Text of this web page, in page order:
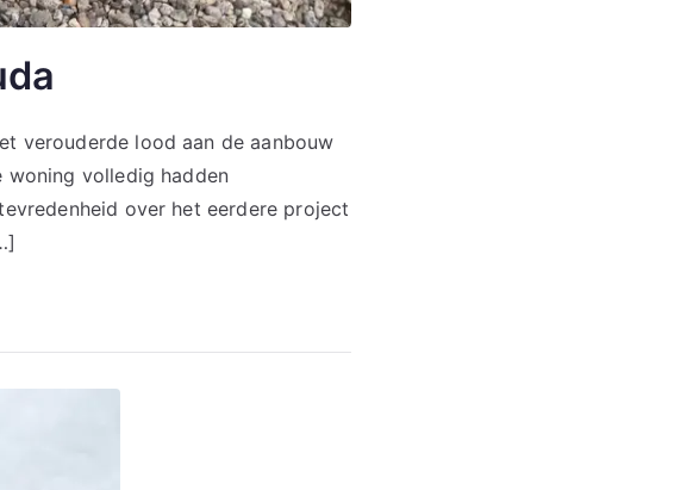
verouderde lood aan de aanbouw
woning volledig hadden
over het eerdere project